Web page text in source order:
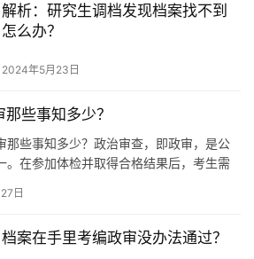
解析：研究生调档发现档案找不到
怎么办？
2024年5月23日
些事知多少？
些事知多少？政治审查，即政审，是公
。在参加体检并取得合格结果后，考生需
日
档案在手里考编政审没办法通过？